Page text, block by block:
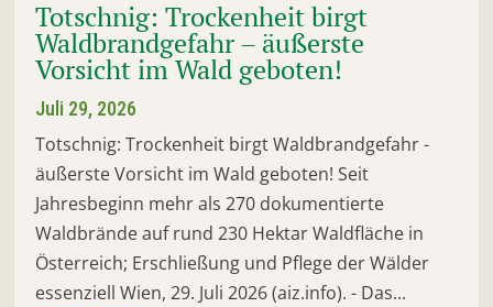
Totschnig: Trockenheit birgt
Waldbrandgefahr – äußerste
Vorsicht im Wald geboten!
Juli 29, 2026
Totschnig: Trockenheit birgt Waldbrandgefahr -
äußerste Vorsicht im Wald geboten! Seit
Jahresbeginn mehr als 270 dokumentierte
Waldbrände auf rund 230 Hektar Waldfläche in
Österreich; Erschließung und Pflege der Wälder
essenziell Wien, 29. Juli 2026 (aiz.info). - Das...